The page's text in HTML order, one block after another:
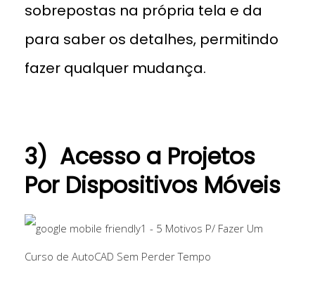
sobrepostas na própria tela e da
para saber os detalhes, permitindo
fazer qualquer mudança.
3) Acesso a Projetos
Por Dispositivos Móveis